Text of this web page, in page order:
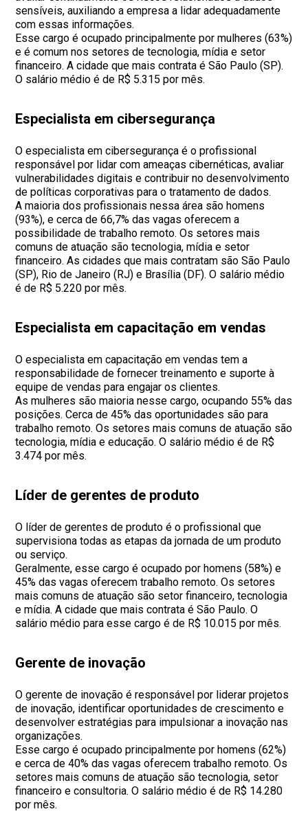
sensíveis, auxiliando a empresa a lidar adequadamente
com essas informações.
Esse cargo é ocupado principalmente por mulheres (63%)
e é comum nos setores de tecnologia, mídia e setor
financeiro. A cidade que mais contrata é São Paulo (SP).
O salário médio é de R$ 5.315 por mês.
Especialista em cibersegurança
O especialista em cibersegurança é o profissional
responsável por lidar com ameaças cibernéticas, avaliar
vulnerabilidades digitais e contribuir no desenvolvimento
de políticas corporativas para o tratamento de dados.
A maioria dos profissionais nessa área são homens
(93%), e cerca de 66,7% das vagas oferecem a
possibilidade de trabalho remoto. Os setores mais
comuns de atuação são tecnologia, mídia e setor
financeiro. As cidades que mais contratam são São Paulo
(SP), Rio de Janeiro (RJ) e Brasília (DF). O salário médio
é de R$ 5.220 por mês.
Especialista em capacitação em vendas
O especialista em capacitação em vendas tem a
responsabilidade de fornecer treinamento e suporte à
equipe de vendas para engajar os clientes.
As mulheres são maioria nesse cargo, ocupando 55% das
posições. Cerca de 45% das oportunidades são para
trabalho remoto. Os setores mais comuns de atuação são
tecnologia, mídia e educação. O salário médio é de R$
3.474 por mês.
Líder de gerentes de produto
O líder de gerentes de produto é o profissional que
supervisiona todas as etapas da jornada de um produto
ou serviço.
Geralmente, esse cargo é ocupado por homens (58%) e
45% das vagas oferecem trabalho remoto. Os setores
mais comuns de atuação são setor financeiro, tecnologia
e mídia. A cidade que mais contrata é São Paulo. O
salário médio para esse cargo é de R$ 10.015 por mês.
Gerente de inovação
O gerente de inovação é responsável por liderar projetos
de inovação, identificar oportunidades de crescimento e
desenvolver estratégias para impulsionar a inovação nas
organizações.
Esse cargo é ocupado principalmente por homens (62%)
e cerca de 40% das vagas oferecem trabalho remoto. Os
setores mais comuns de atuação são tecnologia, setor
financeiro e consultoria. O salário médio é de R$ 14.280
por mês.